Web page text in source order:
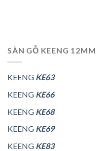
SÀN GỖ KEENG 12MM
KEENG KE63
KEENG KE66
KEENG KE68
KEENG KE69
KEENG KE83